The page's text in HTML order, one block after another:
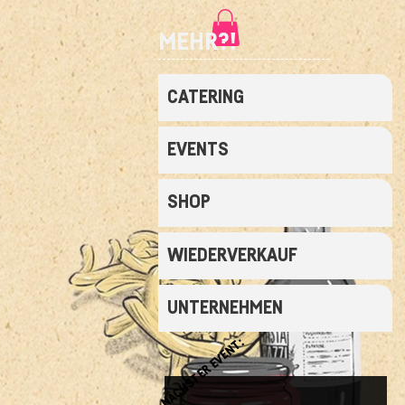
MEHR?!
CATERING
EVENTS
SHOP
WIEDERVERKAUF
UNTERNEHMEN
NÄCHSTER EVENT: